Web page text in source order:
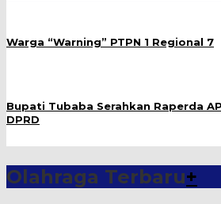
Warga “Warning” PTPN 1 Regional 7
Bupati Tubaba Serahkan Raperda
DPRD
Olahraga Terbaru+